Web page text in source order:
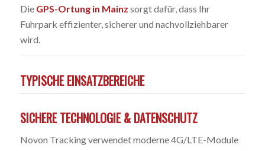
Die GPS-Ortung in Mainz sorgt dafür, dass Ihr
Fuhrpark effizienter, sicherer und nachvollziehbarer
wird.
TYPISCHE EINSATZBEREICHE
SICHERE TECHNOLOGIE & DATENSCHUTZ
Novon Tracking verwendet moderne 4G/LTE-Module